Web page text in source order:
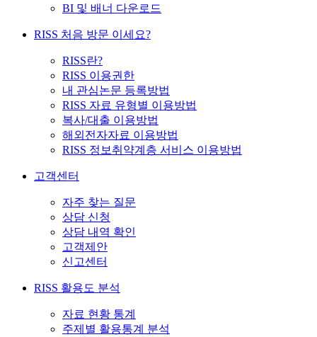
BI 및 배너 다운로드
RISS 처음 방문 이세요?
RISS란?
RISS 이용권한
내 관심논문 등록방법
RISS 자료 유형별 이용방법
복사/대출 이용방법
해외전자자료 이용방법
RISS 정보취약계층 서비스 이용방법
고객센터
자주 찾는 질문
상담 신청
상담 내역 확인
고객제안
신고센터
RISS 활용도 분석
자료 현황 통계
주제별 활용통계 분석